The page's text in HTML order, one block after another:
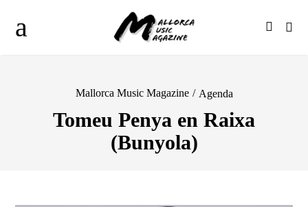
Mallorca Music Magazine / Agenda
Tomeu Penya en Raixa
(Bunyola)